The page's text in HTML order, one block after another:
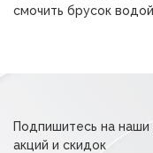
смочить брусок
Подпишитесь на наши
акций и скидок